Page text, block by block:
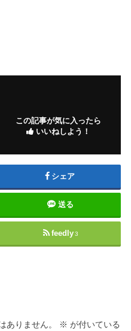
この記事が気に入ったら
いいねしよう！
シェア
送る
feedly 3
ありません。 ※ が付いている